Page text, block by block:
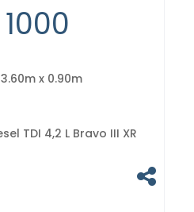
x 0.90m
TDI 4,2 L Bravo III XR